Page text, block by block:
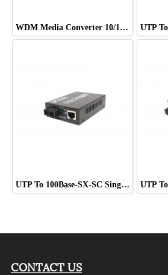
WDM Media Converter 10/100 Single Mode ,1 Port RJ45 ยี่ห้อ WIDEN
UTP To 100Base-SX-SC Single Mode ยี่ห้อ WIDEN
CONTACT US